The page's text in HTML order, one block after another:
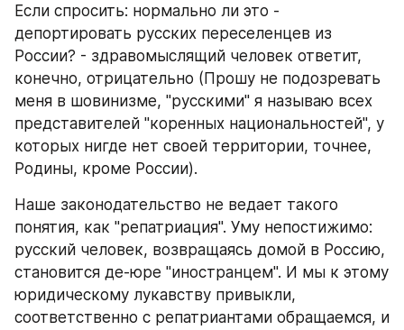
Если спросить: нормально ли это -
депортировать русских переселенцев из
России? - здравомыслящий человек ответит,
конечно, отрицательно (Прошу не подозревать
меня в шовинизме, "русскими" я называю всех
представителей "коренных национальностей", у
которых нигде нет своей территории, точнее,
Родины, кроме России).
Наше законодательство не ведает такого
понятия, как "репатриация". Уму непостижимо:
русский человек, возвращаясь домой в Россию,
становится де-юре "иностранцем". И мы к этому
юридическому лукавству привыкли,
соответственно с репатриантами обращаемся, и